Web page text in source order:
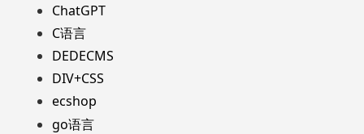
ChatGPT
C语言
DEDECMS
DIV+CSS
ecshop
go语言